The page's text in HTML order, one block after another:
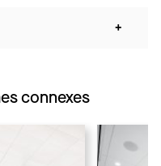
+
connexes